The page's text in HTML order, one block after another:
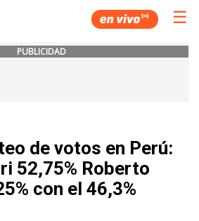
☰
PUBLICIDAD
de votos en Perú:
52,75% Roberto
con el 46,3%